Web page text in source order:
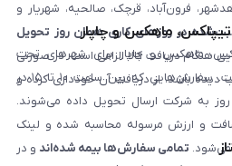
فرون‌آباد، قرچک، صالحیه، شهریار و
در روزهای کاری همان روز تحویل
هنگام دریافت کالا الزامی است. در صورتی
باشد، از دریافت آن خودداری کرده و
ماهکس و چاپار
ماهکس و چاپار برای شهرهای تحت
پوشش این شرکت‌ها فراهم است. سفارش‌هایی که بین ساعت ۱۰ تا ۱۵ در
به شرکت ارسال تحویل داده می‌شوند.
و ارزش مرسوله محاسبه شده و لینک
می‌شود. تمامی سفارش‌ها بیمه شده‌اند و در